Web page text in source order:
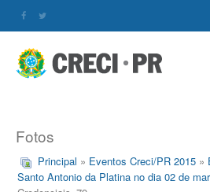
Fotos
Principal » Eventos Creci/PR 2015 »
Santo Antonio da Platina no dia 02 de